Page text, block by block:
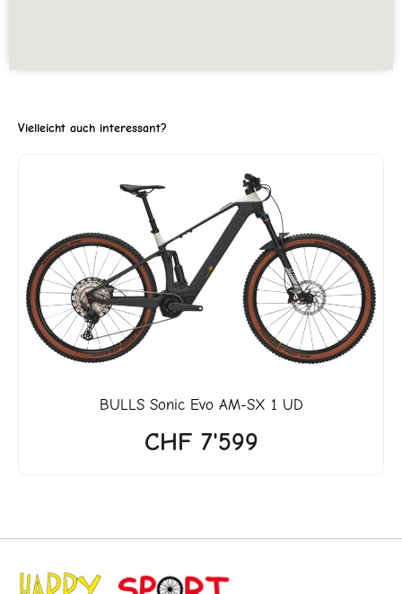
Vielleicht auch interessant?
BULLS Sonic Evo AM-SX 1 UD
CHF7'599